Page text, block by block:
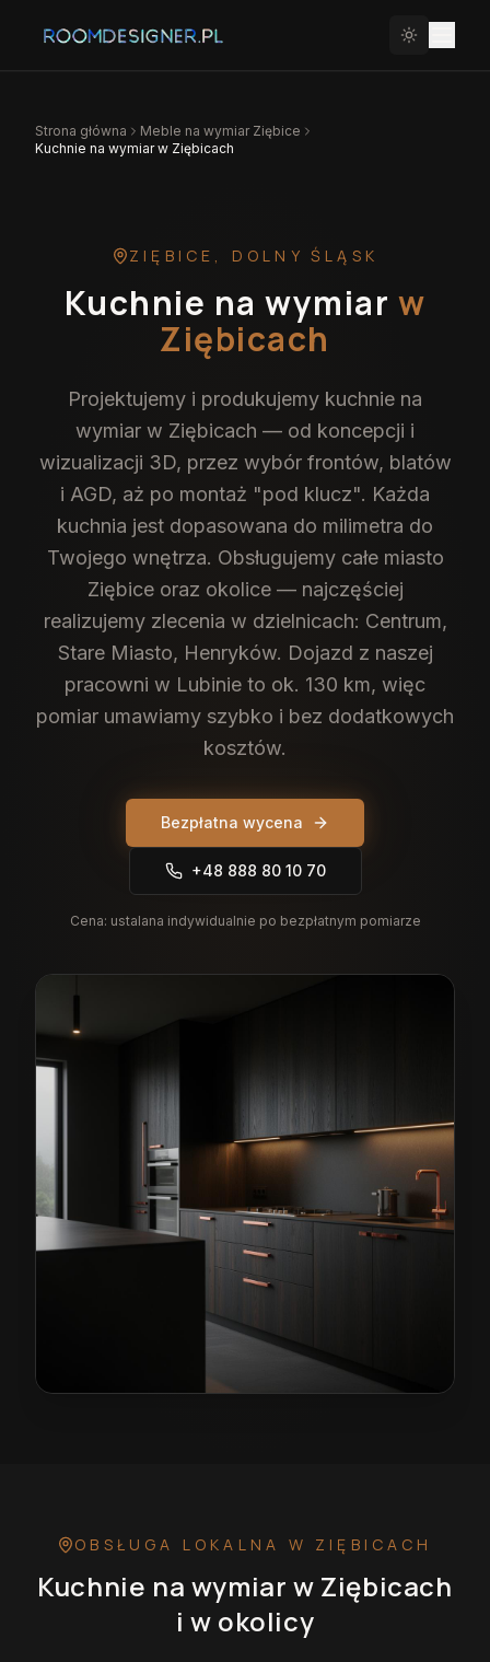
Strona główna Meble na wymiar Ziębice
Kuchnie na wymiar w Ziębicach
ZIĘBICE , DOLNY ŚLĄSK
Kuchnie na wymiar w
Ziębicach
Projektujemy i produkujemy kuchnie na
wymiar w Ziębicach — od koncepcji i
wizualizacji 3D, przez wybór frontów, blatów
i AGD, aż po montaż "pod klucz". Każda
kuchnia jest dopasowana do milimetra do
Twojego wnętrza. Obsługujemy całe miasto
Ziębice oraz okolice — najczęściej
realizujemy zlecenia w dzielnicach: Centrum,
Stare Miasto, Henryków. Dojazd z naszej
pracowni w Lubinie to ok. 130 km, więc
pomiar umawiamy szybko i bez dodatkowych
kosztów.
Bezpłatna wycena
+48 888 80 10 70
Cena: ustalana indywidualnie po bezpłatnym pomiarze
OBSŁUGA LOKALNA W ZIĘBICACH
Kuchnie na wymiar w Ziębicach
i w okolicy